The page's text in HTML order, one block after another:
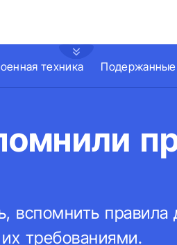
техника
вспомнить
требованиями.